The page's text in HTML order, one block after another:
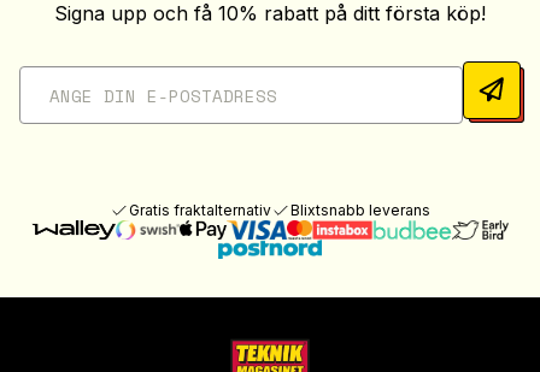
Signa upp och få 10% rabatt på ditt första köp!
Gratis fraktalternativ Blixtsnabb leverans